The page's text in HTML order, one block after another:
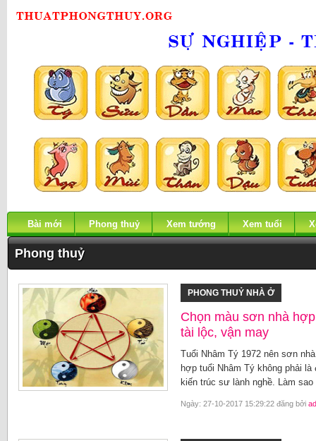
Bài mới Phong thuỷ Xem tướng Xem tuổi
Phong thuỷ
PHONG THUỶ NHÀ Ở
Chọn màu sơn nhà
tài lộc, vận may
Tuổi Nhâm Tý 1972 nên sơn
hợp tuổi Nhâm Tý không phải
kiến trúc sư lành nghề. Làm
Ngày: 27-10-2017 15:29:22 đăng bởi